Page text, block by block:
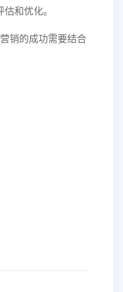
和优化。
销的成功需要结合